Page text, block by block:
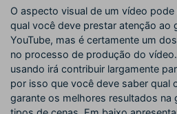
O aspecto visual de um vídeo pode
qual você deve prestar atenção ao
YouTube, mas é certamente um
no processo de produção do
usando irá contribuir largamente
por isso que você deve saber qual
garante os melhores resultados na